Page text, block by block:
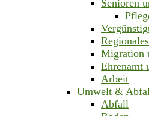
Senioren
Migration
Ehrenamt
Arbeit
Umwelt &
Abfall